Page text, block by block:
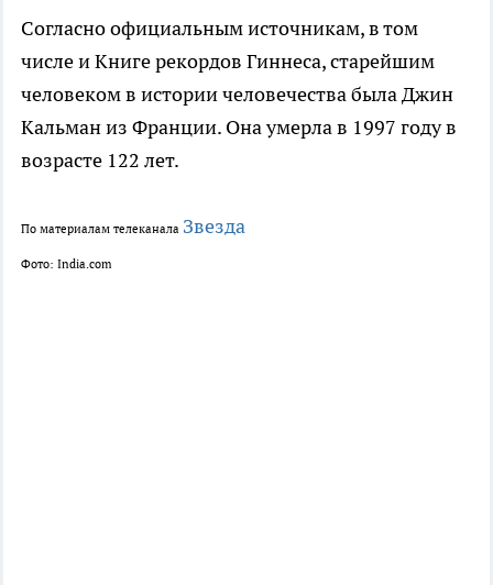
Согласно официальным источникам, в том
числе и Книге рекордов Гиннеса, старейшим
человеком в истории человечества была Джин
Кальман из Франции. Она умерла в 1997 году в
возрасте 122 лет.
По материалам телеканала Звезда
Фото: India.com